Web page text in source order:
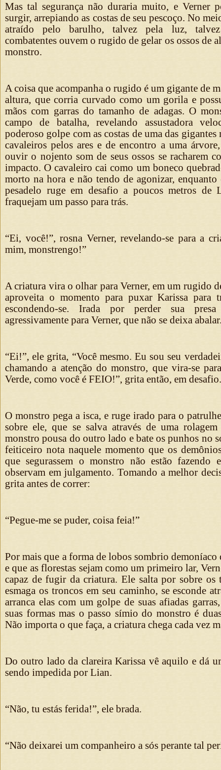
Mas tal segurança não duraria muito, e Verner
surgir, arrepiando as costas de seu pescoço. No
atraído pelo barulho, talvez pela luz,
combatentes ouvem o rugido de gelar os ossos de
monstro.
A coisa que acompanha o rugido é um gigante de
altura, que corria curvado como um gorila e
mãos com garras do tamanho de adagas. O
campo de batalha, revelando assustadora
poderoso golpe com as costas de uma das gigantes
cavaleiros pelos ares e de encontro a uma
ouvir o nojento som de seus ossos se racharem
impacto. O cavaleiro cai como um boneco
morto na hora e não tendo de agonizar,
pesadelo ruge em desafio a poucos metros de
fraquejam um passo para trás.
“Ei, você!”, rosna Verner, revelando-se para a
mim, monstrengo!”
A criatura vira o olhar para Verner, em um rugido
aproveita o momento para puxar Karissa para
escondendo-se. Irada por perder sua
agressivamente para Verner, que não se deixa
“Ei!”, ele grita, “Você mesmo. Eu sou seu
chamando a atenção do monstro, que vira-se
Verde, como você é FEIO!”, grita então, em desafio.
O monstro pega a isca, e ruge irado para o
sobre ele, que se salva através de uma
monstro pousa do outro lado e bate os punhos no
feiticeiro nota naquele momento que os
que segurassem o monstro não estão fazendo
observam em julgamento. Tomando a melhor
grita antes de correr:
“Pegue-me se puder, coisa feia!”
Por mais que a forma de lobos sombrio demoníaco
e que as florestas sejam como um primeiro lar,
capaz de fugir da criatura. Ele salta por sobre os
esmaga os troncos em seu caminho, se esconde
arranca elas com um golpe de suas afiadas
suas formas mas o passo símio do monstro é
Não importa o que faça, a criatura chega cada vez
Do outro lado da clareira Karissa vê aquilo e dá
sendo impedida por Lian.
“Não, tu estás ferida!”, ele brada.
“Não deixarei um companheiro a sós perante tal